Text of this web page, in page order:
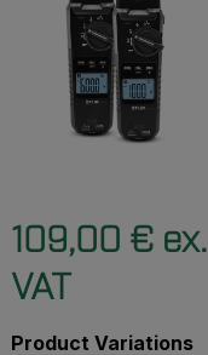
109,00 € ex.
VAT
Product Variations